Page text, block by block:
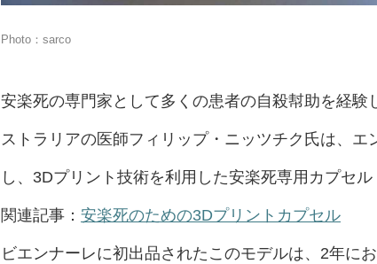
Photo：sarco
安楽死の専門家として多くの患者の自殺幇助を経験
ストラリアの医師フィリップ・ニッツチク氏は、エ
し、3Dプリント技術を利用した安楽死専用カプセル
関連記事： 安楽死のための3Dプリントカプセル
ビエンナーレに初出品されたこのモデルは、2年に